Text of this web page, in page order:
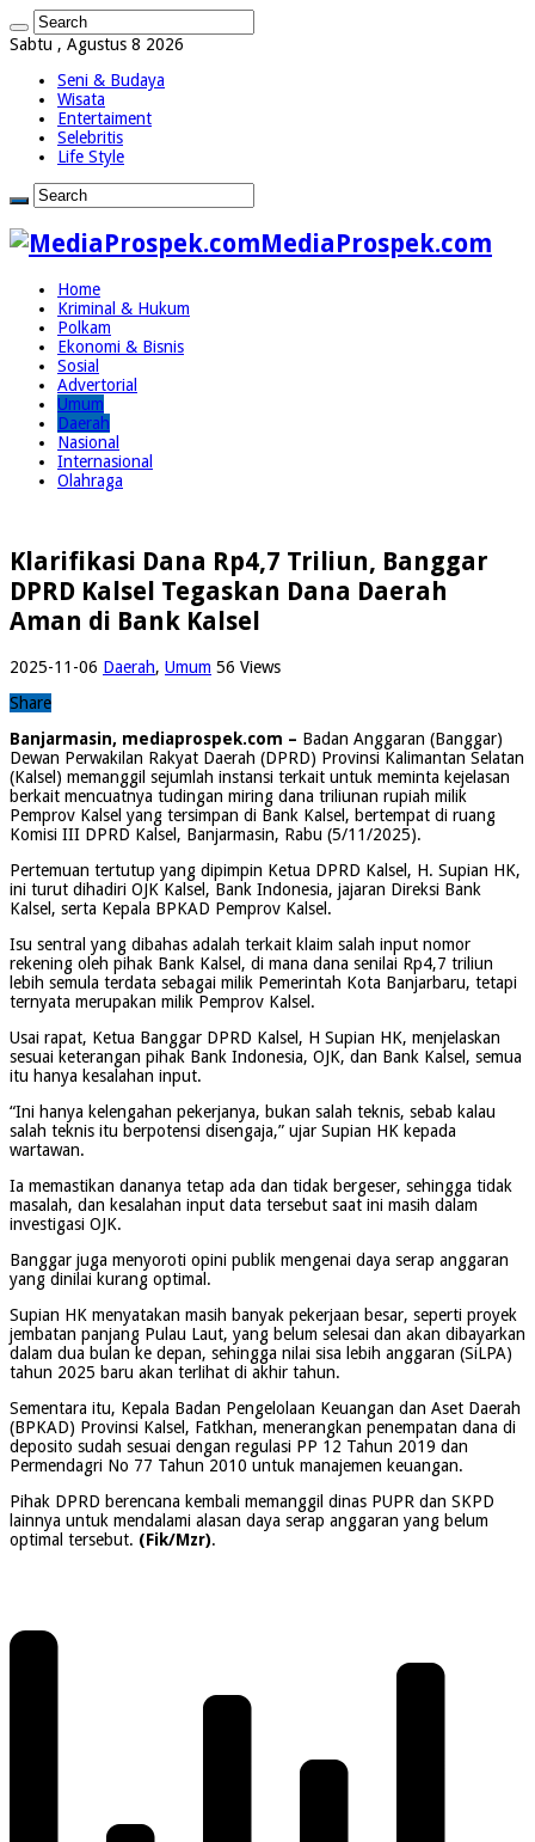
Sabtu , Agustus 8 2026
Seni & Budaya
Wisata
Entertaiment
Selebritis
Life Style
MediaProspek.com
Home
Kriminal & Hukum
Polkam
Ekonomi & Bisnis
Sosial
Advertorial
Umum
Daerah
Nasional
Internasional
Olahraga
Klarifikasi Dana Rp4,7 Triliun, Banggar
DPRD Kalsel Tegaskan Dana Daerah
Aman di Bank Kalsel
2025-11-06 Daerah, Umum 56 Views
Share
Banjarmasin, mediaprospek.com – Badan Anggaran (Banggar)
Dewan Perwakilan Rakyat Daerah (DPRD) Provinsi Kalimantan Selatan
(Kalsel) memanggil sejumlah instansi terkait untuk meminta kejelasan
berkait mencuatnya tudingan miring dana triliunan rupiah milik
Pemprov Kalsel yang tersimpan di Bank Kalsel, bertempat di ruang
Komisi III DPRD Kalsel, Banjarmasin, Rabu (5/11/2025).
Pertemuan tertutup yang dipimpin Ketua DPRD Kalsel, H. Supian HK,
ini turut dihadiri OJK Kalsel, Bank Indonesia, jajaran Direksi Bank
Kalsel, serta Kepala BPKAD Pemprov Kalsel.
Isu sentral yang dibahas adalah terkait klaim salah input nomor
rekening oleh pihak Bank Kalsel, di mana dana senilai Rp4,7 triliun
lebih semula terdata sebagai milik Pemerintah Kota Banjarbaru, tetapi
ternyata merupakan milik Pemprov Kalsel.
Usai rapat, Ketua Banggar DPRD Kalsel, H Supian HK, menjelaskan
sesuai keterangan pihak Bank Indonesia, OJK, dan Bank Kalsel, semua
itu hanya kesalahan input.
“Ini hanya kelengahan pekerjanya, bukan salah teknis, sebab kalau
salah teknis itu berpotensi disengaja,” ujar Supian HK kepada
wartawan.
Ia memastikan dananya tetap ada dan tidak bergeser, sehingga tidak
masalah, dan kesalahan input data tersebut saat ini masih dalam
investigasi OJK.
Banggar juga menyoroti opini publik mengenai daya serap anggaran
yang dinilai kurang optimal.
Supian HK menyatakan masih banyak pekerjaan besar, seperti proyek
jembatan panjang Pulau Laut, yang belum selesai dan akan dibayarkan
dalam dua bulan ke depan, sehingga nilai sisa lebih anggaran (SiLPA)
tahun 2025 baru akan terlihat di akhir tahun.
Sementara itu, Kepala Badan Pengelolaan Keuangan dan Aset Daerah
(BPKAD) Provinsi Kalsel, Fatkhan, menerangkan penempatan dana di
deposito sudah sesuai dengan regulasi PP 12 Tahun 2019 dan
Permendagri No 77 Tahun 2010 untuk manajemen keuangan.
Pihak DPRD berencana kembali memanggil dinas PUPR dan SKPD
lainnya untuk mendalami alasan daya serap anggaran yang belum
optimal tersebut. (Fik/Mzr).